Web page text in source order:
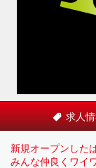
求人
新規オープンした
みんな仲良くワイ